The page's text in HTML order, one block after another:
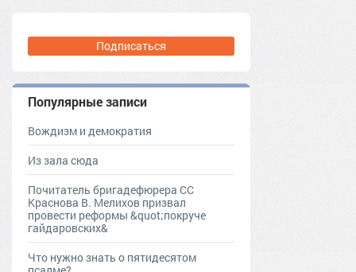
Подписаться
Популярные записи
Вождизм и демократия
Из зала сюда
Почитатель бригадефюрера СС
Краснова В. Мелихов призвал
провести реформы &quot;покруче
гайдаровских&
Что нужно знать о пятидесятом